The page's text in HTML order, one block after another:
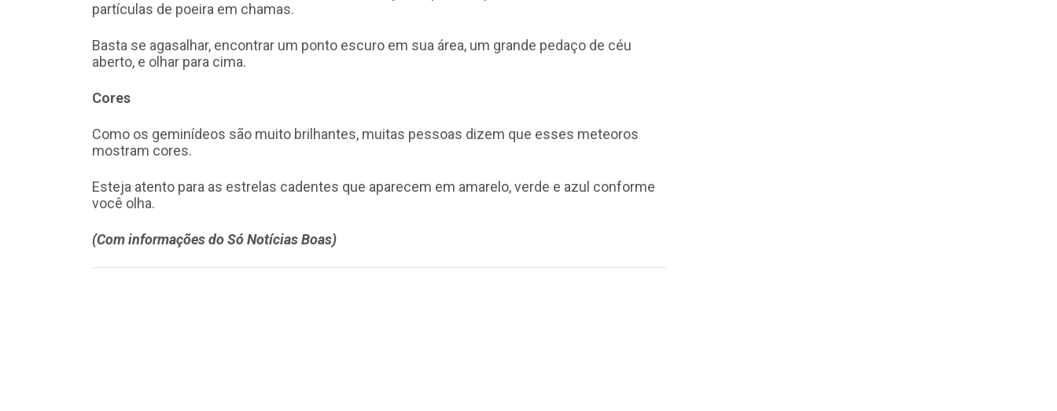
partículas de poeira em chamas.
Basta se agasalhar, encontrar um ponto escuro em sua área, um grande pedaço de céu
aberto, e olhar para cima.
Cores
Como os geminídeos são muito brilhantes, muitas pessoas dizem que esses meteoros
mostram cores.
Esteja atento para as estrelas cadentes que aparecem em amarelo, verde e azul conforme
você olha.
(Com informações do Só Notícias Boas)